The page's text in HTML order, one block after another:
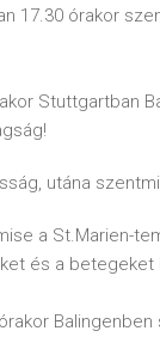
17.30 órakor
Stuttgartban
utána
a St.Marien-
és a betegeket